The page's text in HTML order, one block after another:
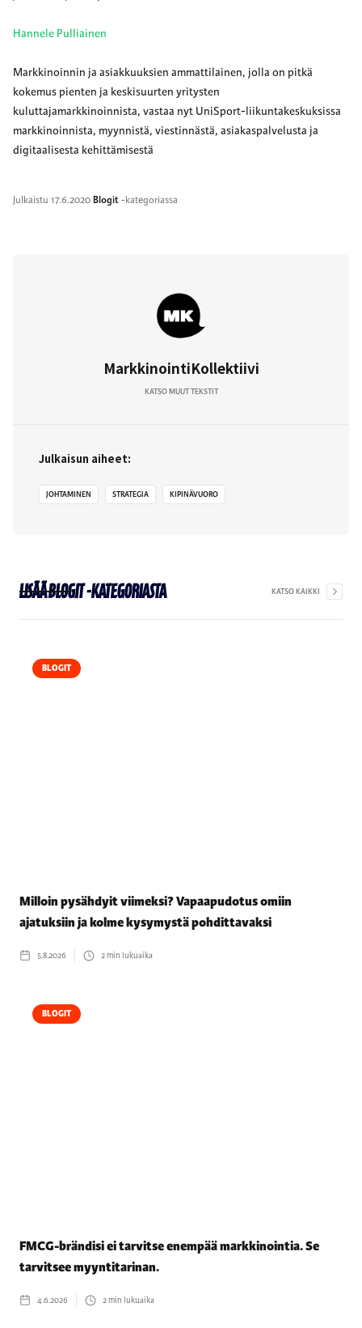
Hannele Pulliainen
Markkinoinnin ja asiakkuuksien ammattilainen, jolla on pitkä
kokemus pienten ja keskisuurten yritysten
kuluttajamarkkinoinnista, vastaa nyt UniSport-liikuntakeskuksissa
markkinoinnista, myynnistä, viestinnästä, asiakaspalvelusta ja
digitaalisesta kehittämisestä
Julkaistu 17.6.2020 Blogit-kategoriassa
MarkkinointiKollektiivi
KATSO MUUT TEKSTIT
Julkaisun aiheet:
JOHTAMINEN STRATEGIA KIPINÄVUORO
LisääBlogit-kategoriasta KATSO KAIKKI
BLOGIT
Milloin pysähdyit viimeksi? Vapaapudotus omiin
ajatuksiin ja kolme kysymystä pohdittavaksi
5.8.2026 2min lukuaika
BLOGIT
FMCG-brändisi ei tarvitse enempää markkinointia. Se
tarvitsee myyntitarinan.
4.6.2026 2min lukuaika